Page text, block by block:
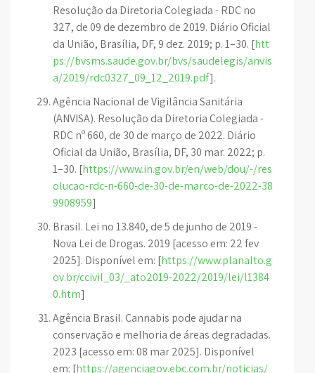
Resolução da Diretoria Colegiada - RDC no
327, de 09 de dezembro de 2019. Diário Oficial
da União, Brasília, DF, 9 dez. 2019; p. 1–30. [htt
ps://bvsms.saude.gov.br/bvs/saudelegis/anvis
a/2019/rdc0327_09_12_2019.pdf].
Agência Nacional de Vigilância Sanitária
(ANVISA). Resolução da Diretoria Colegiada -
RDC nº 660, de 30 de março de 2022. Diário
Oficial da União, Brasília, DF, 30 mar. 2022; p.
1–30. [https://www.in.gov.br/en/web/dou/-/res
olucao-rdc-n-660-de-30-de-marco-de-2022-38
9908959]
Brasil. Lei no 13.840, de 5 de junho de 2019 -
Nova Lei de Drogas. 2019 [acesso em: 22 fev
2025]. Disponível em: [https://www.planalto.g
ov.br/ccivil_03/_ato2019-2022/2019/lei/l1384
0.htm]
Agência Brasil. Cannabis pode ajudar na
conservação e melhoria de áreas degradadas.
2023 [acesso em: 08 mar 2025]. Disponível
em: [https://agenciagov.ebc.com.br/noticias/